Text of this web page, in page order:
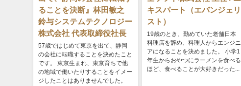
ることを決断』林田敏之
鈴与システムテクノロジー
株式会社 代表取締役社長
57歳ではじめて東京を出て、静岡
の会社に転職することを決めたこと
です。 東京生まれ、東京育ちで他
の地域で働いたりすることをイメー
ジしたことはありませんでした。
キスパート（エバンジェリ
スト）
19歳のとき、勤めていた老舗日本
料理店を辞め、料理人からエンジニ
アになることを決めました。 小学1
年生からおやつにラーメンを食べる
ほど、食べることが大好きだった...